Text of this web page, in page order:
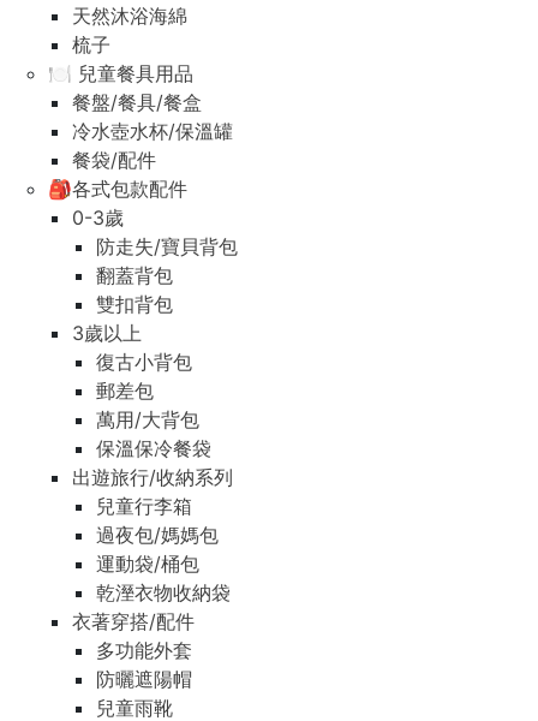
天然沐浴海綿
梳子
🍽️ 兒童餐具用品
餐盤/餐具/餐盒
冷水壺水杯/保溫罐
餐袋/配件
🎒各式包款配件
0-3歲
防走失/寶貝背包
翻蓋背包
雙扣背包
3歲以上
復古小背包
郵差包
萬用/大背包
保溫保冷餐袋
出遊旅行/收納系列
兒童行李箱
過夜包/媽媽包
運動袋/桶包
乾溼衣物收納袋
衣著穿搭/配件
多功能外套
防曬遮陽帽
兒童雨靴